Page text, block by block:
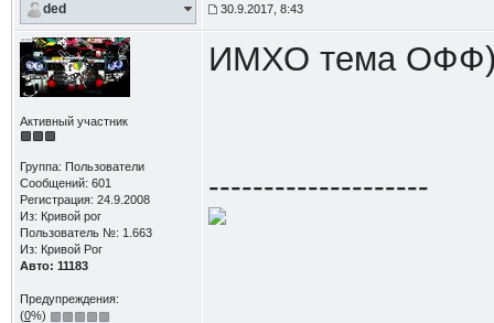
ded 30.9.2017, 8:43
Активный участник
Группа: Пользователи
Сообщений: 601
Регистрация: 24.9.2008
Из: Кривой рог
Пользователь №: 1.663
Из: Кривой Рог
Авто: 11183
Предупреждения:
(0%)
ИМХО тема
--------------------